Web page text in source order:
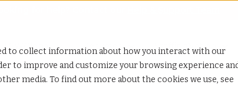
to collect information about how you interact with our
to improve and customize your browsing experience
media. To find out more about the cookies we use, see
for Servicios for Porqué TCWGlobal
TCWGlobal Show submenu for Recursos
Recursos Show submenu for
StaffingNation